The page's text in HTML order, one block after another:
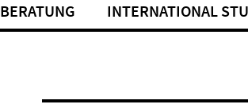
BERATUNG INTERNATIONAL